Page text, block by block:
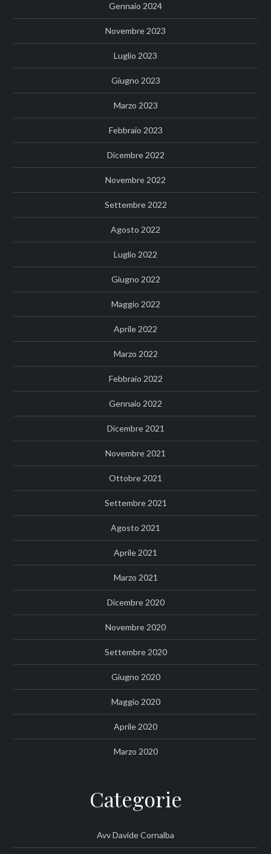
Gennaio 2024
Novembre 2023
Luglio 2023
Giugno 2023
Marzo 2023
Febbraio 2023
Dicembre 2022
Novembre 2022
Settembre 2022
Agosto 2022
Luglio 2022
Giugno 2022
Maggio 2022
Aprile 2022
Marzo 2022
Febbraio 2022
Gennaio 2022
Dicembre 2021
Novembre 2021
Ottobre 2021
Settembre 2021
Agosto 2021
Aprile 2021
Marzo 2021
Dicembre 2020
Novembre 2020
Settembre 2020
Giugno 2020
Maggio 2020
Aprile 2020
Marzo 2020
Categorie
Avv Davide Cornalba